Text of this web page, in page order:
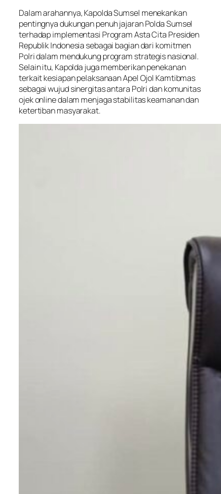
Dalam arahannya, Kapolda Sumsel menekankan
pentingnya dukungan penuh jajaran Polda Sumsel
terhadap implementasi Program Asta Cita Presiden
Republik Indonesia sebagai bagian dari komitmen
Polri dalam mendukung program strategis nasional.
Selain itu, Kapolda juga memberikan penekanan
terkait kesiapan pelaksanaan Apel Ojol Kamtibmas
sebagai wujud sinergitas antara Polri dan komunitas
ojek online dalam menjaga stabilitas keamanan dan
ketertiban masyarakat.